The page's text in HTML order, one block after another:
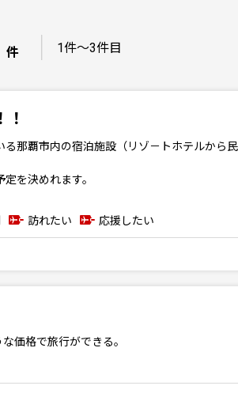
件 1件～3件目
那覇市内の宿泊施設（リゾ－トホテルから
を決めれます。
訪れたい 応援したい
価格で旅行ができる。